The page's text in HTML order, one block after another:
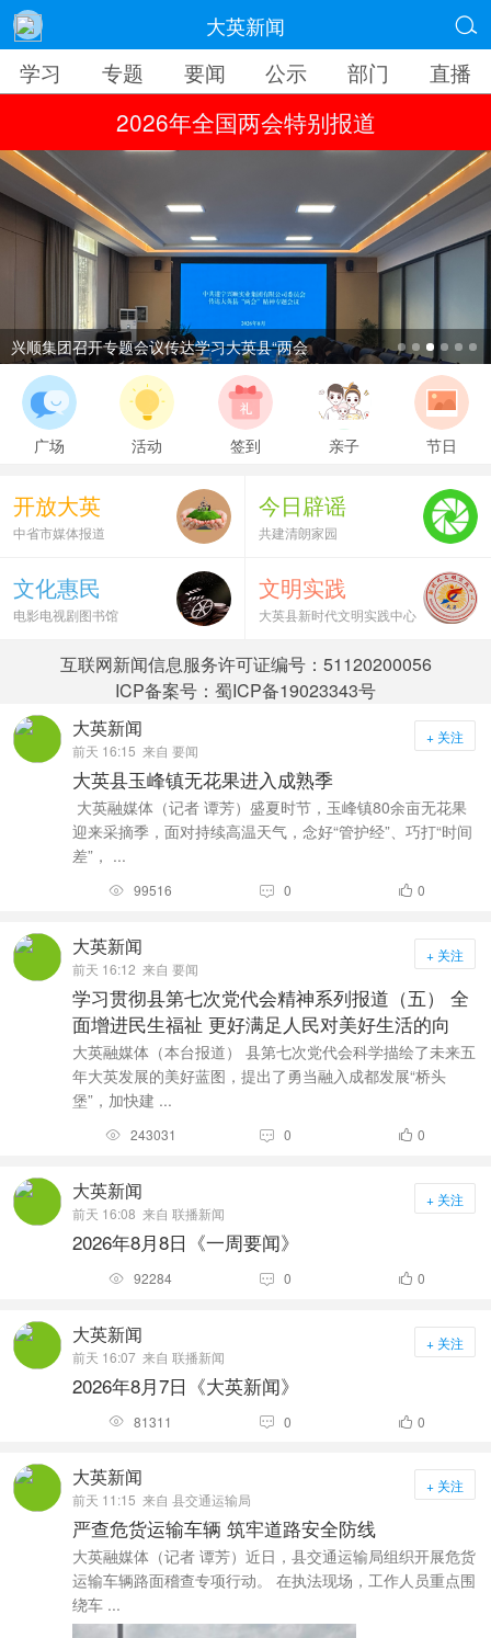
大英新闻 
学习 专题 要闻 公示 部门 直播
2026年全国两会特别报道
兴顺集团召开专题会议传达学习大英县“两会
广场 活动 签到 亲子 节日
开放大英
中省市媒体报道
今日辟谣
共建清朗家园
文化惠民
电影电视剧图书馆
文明实践
大英县新时代文明实践中心
互联网新闻信息服务许可证编号：51120200056
ICP备案号：蜀ICP备19023343号
大英新闻
前天 16:15 来自 要闻
+ 关注
大英县玉峰镇无花果进入成熟季
大英融媒体（记者 谭芳）盛夏时节，玉峰镇80余亩无花果
迎来采摘季，面对持续高温天气，念好“管护经”、巧打“时间
差”， ...
 99516  0  0
大英新闻
前天 16:12 来自 要闻
+ 关注
学习贯彻县第七次党代会精神系列报道（五） 全
面增进民生福祉 更好满足人民对美好生活的向
大英融媒体（本台报道） 县第七次党代会科学描绘了未来五
年大英发展的美好蓝图，提出了勇当融入成都发展“桥头
堡”，加快建 ...
 243031  0  0
大英新闻
前天 16:08 来自 联播新闻
+ 关注
2026年8月8日《一周要闻》
 92284  0  0
大英新闻
前天 16:07 来自 联播新闻
+ 关注
2026年8月7日《大英新闻》
 81311  0  0
大英新闻
前天 11:15 来自 县交通运输局
+ 关注
严查危货运输车辆 筑牢道路安全防线
大英融媒体（记者 谭芳）近日，县交通运输局组织开展危货
运输车辆路面稽查专项行动。 在执法现场，工作人员重点围
绕车 ...